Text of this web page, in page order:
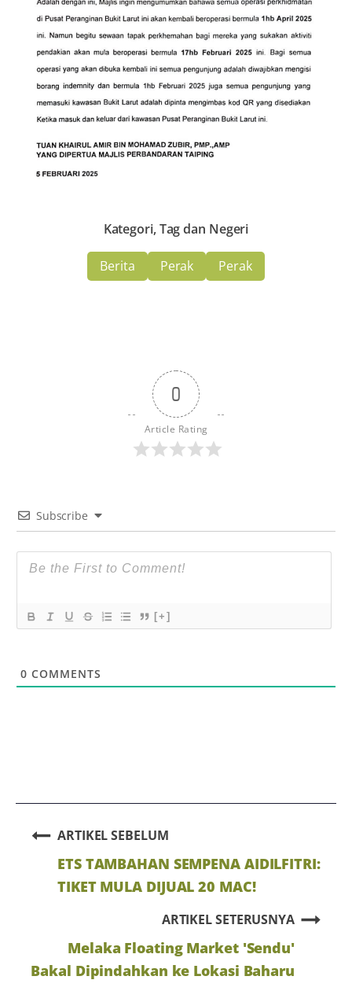
Kategori, Tag dan Negeri
Berita Perak Perak
0
Article Rating
Subscribe
[+]
0 COMMENTS
ARTIKEL SEBELUM
ETS TAMBAHAN SEMPENA AIDILFITRI:
TIKET MULA DIJUAL 20 MAC!
ARTIKEL SETERUSNYA
Melaka Floating Market 'Sendu'
Bakal Dipindahkan ke Lokasi Baharu